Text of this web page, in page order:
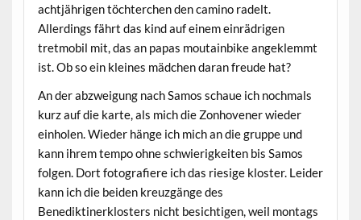
achtjährigen töchterchen den camino radelt.
Allerdings fährt das kind auf einem einrädrigen
tretmobil mit, das an papas moutainbike angeklemmt
ist. Ob so ein kleines mädchen daran freude hat?
An der abzweigung nach Samos schaue ich nochmals
kurz auf die karte, als mich die Zonhovener wieder
einholen. Wieder hänge ich mich an die gruppe und
kann ihrem tempo ohne schwierigkeiten bis Samos
folgen. Dort fotografiere ich das riesige kloster. Leider
kann ich die beiden kreuzgänge des
Benediktinerklosters nicht besichtigen, weil montags